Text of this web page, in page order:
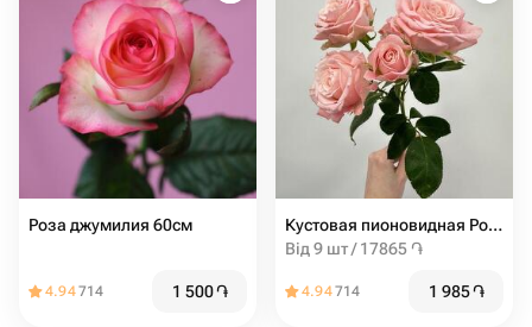
Роза джумилия 60см
4.94714 1 500֏
Кустовая пионовидная Роза мадам бомбастик от 9шт
Від 9 шт / 17865 ֏
4.94714 1 985֏